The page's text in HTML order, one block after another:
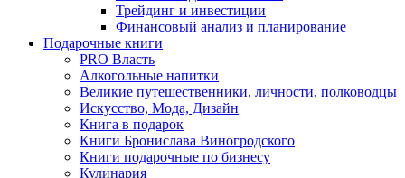
Трейдинг и инвестиции
Финансовый анализ и планирование
Подарочные книги
PRO Власть
Алкогольные напитки
Великие путешественники, личности, полководцы
Искусство, Мода, Дизайн
Книга в подарок
Книги Бронислава Виногродского
Книги подарочные по бизнесу
Кулинария